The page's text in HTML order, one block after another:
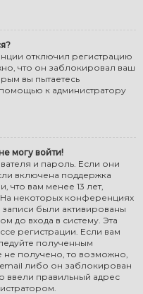
отключил регистрацию
что он заблокировал ваш
вы пытаетесь
к администратору
могу войти!
и пароль. Если они
включена поддержка
что вам менее 13 лет,
некоторых конференциях
были активированы
до входа в систему. Эта
регистрации. Если вам
полученным
получено, то возможно,
либо он заблокирован
ввели правильный адрес